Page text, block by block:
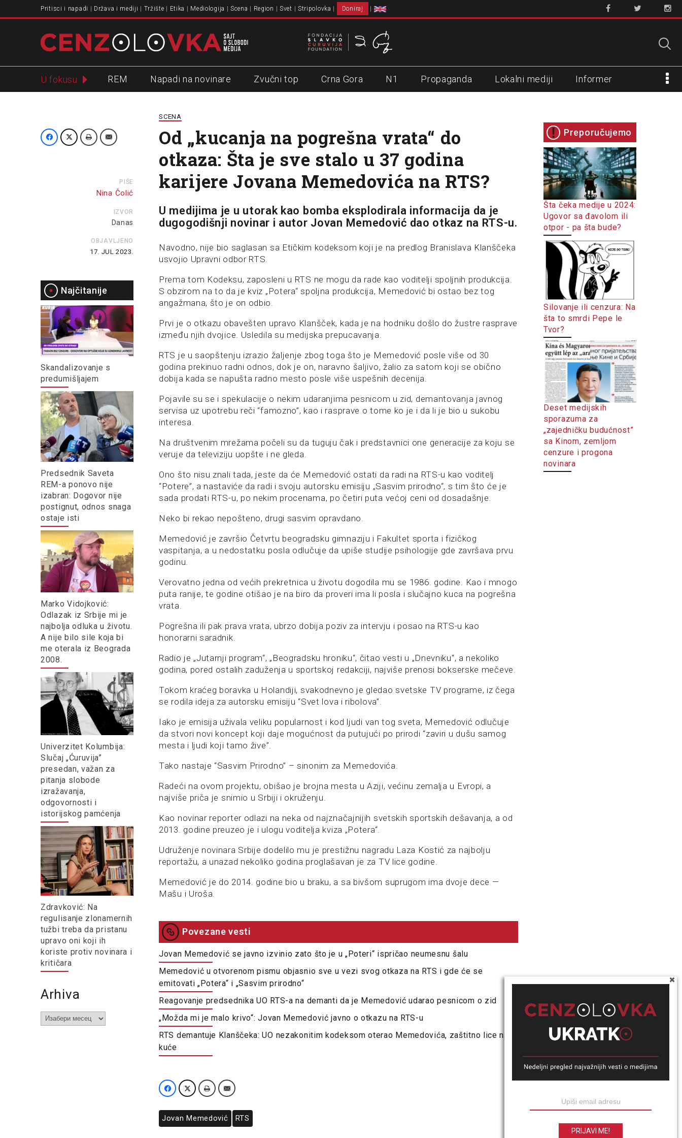
Pritisci i napadi Država i mediji Tržište Etika Mediologija Scena Region Svet Stripolovka Doniraj
U fokusu REM Napadi na novinare Zvučni top Crna Gora N1 Propaganda Lokalni mediji Informer
PIŠE
Nina Čolić
IZVOR
Danas
OBJAVLJENO
17. JUL 2023.
Najčitanije
Skandalizovanje s
predumišljajem
Predsednik Saveta
REM-a ponovo nije
izabran: Dogovor nije
postignut, odnos snaga
ostaje isti
Marko Vidojković:
Odlazak iz Srbije mi je
najbolja odluka u životu.
A nije bilo sile koja bi
me oterala iz Beograda
2008.
Univerzitet Kolumbija:
Slučaj „Ćuruvija”
presedan, važan za
pitanja slobode
izražavanja,
odgovornosti i
istorijskog pamćenja
Zdravković: Na
regulisanje zlonamernih
tužbi treba da pristanu
upravo oni koji ih
koriste protiv novinara i
kritičara
Arhiva
Arhiva
SCENA
Od „kucanja na pogrešna vrata“ do
otkaza: Šta je sve stalo u 37 godina
karijere Jovana Memedovića na RTS?
U medijima je u utorak kao bomba eksplodirala informacija da je
dugogodišnji novinar i autor Jovan Memedović dao otkaz na RTS-u.
Navodno, nije bio saglasan sa Etičkim kodeksom koji je na predlog Branislava Klanščeka
usvojio Upravni odbor RTS.
Prema tom Kodeksu, zaposleni u RTS ne mogu da rade kao voditelji spoljnih produkcija.
S obzirom na to da je kviz „Potera“ spoljna produkcija, Memedović bi ostao bez tog
angažmana, što je on odbio.
Prvi je o otkazu obavešten upravo Klanšček, kada je na hodniku došlo do žustre rasprave
između njih dvojice. Usledila su medijska prepucavanja.
RTS je u saopštenju izrazio žaljenje zbog toga što je Memedović posle više od 30
godina prekinuo radni odnos, dok je on, naravno šaljivo, žalio za satom koji se obično
dobija kada se napušta radno mesto posle više uspešnih decenija.
Pojavile su se i spekulacije o nekim udaranjima pesnicom u zid, demantovanja javnog
servisa uz upotrebu reči “famozno”, kao i rasprave o tome ko je i da li je bio u sukobu
interesa.
Na društvenim mrežama počeli su da tuguju čak i predstavnici one generacije za koju se
veruje da televiziju uopšte i ne gleda.
Ono što nisu znali tada, jeste da će Memedović ostati da radi na RTS-u kao voditelj
“Potere”, a nastaviće da radi i svoju autorsku emisiju „Sasvim prirodno“, s tim što će je
sada prodati RTS-u, po nekim procenama, po četiri puta većoj ceni od dosadašnje.
Neko bi rekao nepošteno, drugi sasvim opravdano.
Memedović je završio Četvrtu beogradsku gimnaziju i Fakultet sporta i fizičkog
vaspitanja, a u nedostatku posla odlučuje da upiše studije psihologije gde završava prvu
godinu.
Verovatno jedna od većih prekretnica u životu dogodila mu se 1986. godine. Kao i mnogo
puta ranije, te godine otišao je na biro da proveri ima li posla i slučajno kuca na pogrešna
vrata.
Pogrešna ili pak prava vrata, ubrzo dobija poziv za intervju i posao na RTS-u kao
honorarni saradnik.
Radio je „Jutarnji program“, „Beogradsku hroniku“, čitao vesti u „Dnevniku“, a nekoliko
godina, pored ostalih zaduženja u sportskoj redakciji, najviše prenosi bokserske mečeve.
Tokom kraćeg boravka u Holandiji, svakodnevno je gledao svetske TV programe, iz čega
se rodila ideja za autorsku emisiju “Svet lova i ribolova”.
Iako je emisija uživala veliku popularnost i kod ljudi van tog sveta, Memedović odlučuje
da stvori novi koncept koji daje mogućnost da putujući po prirodi “zaviri u dušu samog
mesta i ljudi koji tamo žive”.
Tako nastaje “Sasvim Prirodno” – sinonim za Memedovića.
Radeći na ovom projektu, obišao je brojna mesta u Aziji, većinu zemalja u Evropi, a
najviše priča je snimio u Srbiji i okruženju.
Kao novinar reporter odlazi na neka od najznačajnijih svetskih sportskih dešavanja, a od
2013. godine preuzeo je i ulogu voditelja kviza „Potera“.
Udruženje novinara Srbije dodelilo mu je prestižnu nagradu Laza Kostić za najbolju
reportažu, a unazad nekoliko godina proglašavan je za TV lice godine.
Memedović je do 2014. godine bio u braku, a sa bivšom suprugom ima dvoje dece —
Mašu i Uroša.
Povezane vesti
Jovan Memedović se javno izvinio zato što je u „Poteri“ ispričao neumesnu šalu
Memedović u otvorenom pismu objasnio sve u vezi svog otkaza na RTS i gde će se
emitovati „Potera“ i „Sasvim prirodno“
Reagovanje predsednika UO RTS-a na demanti da je Memedović udarao pesnicom o zid
„Možda mi je malo krivo“: Jovan Memedović javno o otkazu na RTS-u
RTS demantuje Klanščeka: UO nezakonitim kodeksom oterao Memedovića, zaštitno lice naše
kuće
Jovan Memedović RTS
Preporučujemo
Šta čeka medije u 2024:
Ugovor sa đavolom ili
otpor - pa šta bude?
Silovanje ili cenzura: Na
šta to smrdi Pepe le
Tvor?
Deset medijskih
sporazuma za
„zajedničku budućnost”
sa Kinom, zemljom
cenzure i progona
novinara